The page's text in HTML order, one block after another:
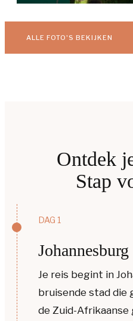
ALLE FOTO'S BEKIJKEN
Ontdek
Stap
DAG 1
Johannesburg
Je reis begint in
bruisende stad die
de Zuid-Afrikaanse